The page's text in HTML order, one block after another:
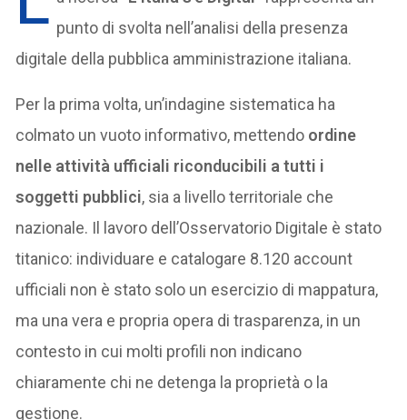
punto di svolta nell’analisi della presenza
digitale della pubblica amministrazione italiana.
Per la prima volta, un’indagine sistematica ha
colmato un vuoto informativo, mettendo ordine
nelle attività ufficiali riconducibili a tutti i
soggetti pubblici, sia a livello territoriale che
nazionale. Il lavoro dell’Osservatorio Digitale è stato
titanico: individuare e catalogare 8.120 account
ufficiali non è stato solo un esercizio di mappatura,
ma una vera e propria opera di trasparenza, in un
contesto in cui molti profili non indicano
chiaramente chi ne detenga la proprietà o la
gestione.